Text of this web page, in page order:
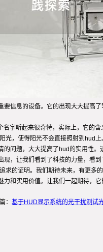
信息的设备。它的出现大大提高
字听起来很奇特，实际上，它
，使得阳光不会直接照射到hud
问题，大大提高了hud的实用性
，让我们看到了科技的力量，看
的证明。我们期待未来，有更多
和实用价值。让我们一起期待，
：基于HUD显示系统的光干扰测试